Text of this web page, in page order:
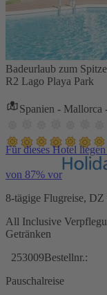
Badeurlaub zum
R2 Lago Playa Park
Spanien - Mallorca
Für dieses Hotel
von 87% vor
8-tägige Flugreise,
All Inclusive
Getränken
253009Bestellnr.:
Pauschalreise